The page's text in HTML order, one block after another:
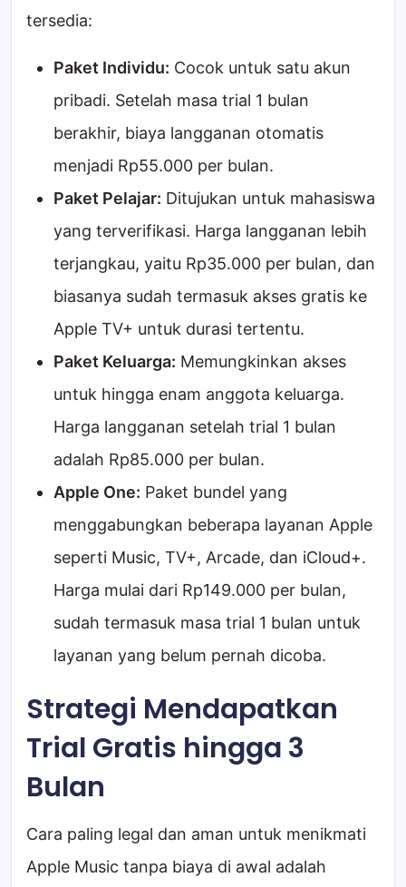
tersedia:
Paket Individu: Cocok untuk satu akun
pribadi. Setelah masa trial 1 bulan
berakhir, biaya langganan otomatis
menjadi Rp55.000 per bulan.
Paket Pelajar: Ditujukan untuk mahasiswa
yang terverifikasi. Harga langganan lebih
terjangkau, yaitu Rp35.000 per bulan, dan
biasanya sudah termasuk akses gratis ke
Apple TV+ untuk durasi tertentu.
Paket Keluarga: Memungkinkan akses
untuk hingga enam anggota keluarga.
Harga langganan setelah trial 1 bulan
adalah Rp85.000 per bulan.
Apple One: Paket bundel yang
menggabungkan beberapa layanan Apple
seperti Music, TV+, Arcade, dan iCloud+.
Harga mulai dari Rp149.000 per bulan,
sudah termasuk masa trial 1 bulan untuk
layanan yang belum pernah dicoba.
Strategi Mendapatkan
Trial Gratis hingga 3
Bulan
Cara paling legal dan aman untuk menikmati
Apple Music tanpa biaya di awal adalah